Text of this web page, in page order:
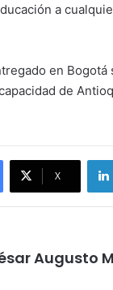
a
en
de
X
Augusto